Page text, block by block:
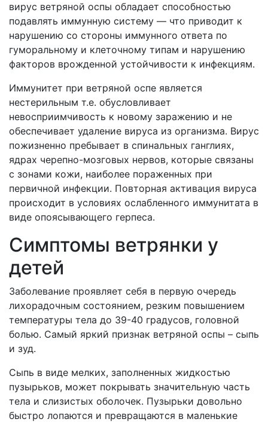
вирус ветряной оспы обладает способностью
подавлять иммунную систему — что приводит к
нарушению со стороны иммунного ответа по
гуморальному и клеточному типам и нарушению
факторов врожденной устойчивости к инфекциям.
Иммунитет при ветряной оспе является
нестерильным т.е. обусловливает
невосприимчивость к новому заражению и не
обеспечивает удаление вируса из организма. Вирус
пожизненно пребывает в спинальных ганглиях,
ядрах черепно-мозговых нервов, которые связаны
с зонами кожи, наиболее пораженных при
первичной инфекции. Повторная активация вируса
происходит в условиях ослабленного иммунитата в
виде опоясывающего герпеса.
Симптомы ветрянки у
детей
Заболевание проявляет себя в первую очередь
лихорадочным состоянием, резким повышением
температуры тела до 39-40 градусов, головной
болью. Самый яркий признак ветряной оспы – сыпь
и зуд.
Сыпь в виде мелких, заполненных жидкостью
пузырьков, может покрывать значительную часть
тела и слизистых оболочек. Пузырьки довольно
быстро лопаются и превращаются в маленькие